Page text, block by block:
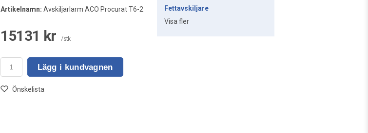
Artikelnamn: Avskiljarlarm ACO Procurat T6-2
15131 kr /stk
Lägg i kundvagnen
Önskelista
Fettavskiljare
Visa fler